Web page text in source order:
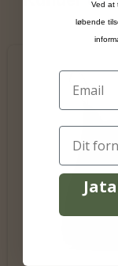
Ved at
løbende